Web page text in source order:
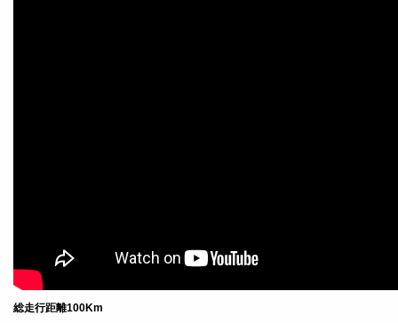
総走行距離100Km